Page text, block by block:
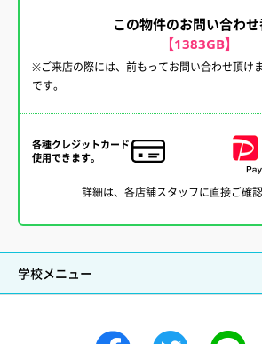
この物件のお問い合わ
【1383GB】
※ご来店の際には、前もってお問い合わせ頂け
です。
各種クレジットカード
使用できます。
詳細は、各店舗スタッフに直接ご確認
学校メニュー